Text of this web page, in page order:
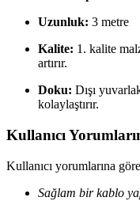
Uzunluk: 3 metre
Kalite: 1. kalite
artırır.
Doku: Dışı
kolaylaştırır.
Kullanıcı
Kullanıcı yorumlarına
Sağlam bir kablo